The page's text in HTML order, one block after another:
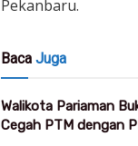
Pekanbaru.
Baca Juga
Walikota Pariaman
Cegah PTM dengan